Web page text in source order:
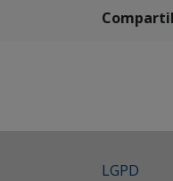
LGPD